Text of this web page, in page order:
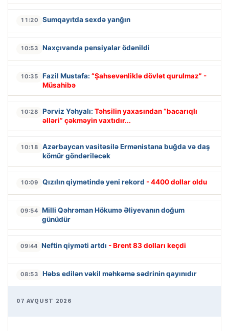
11:20 Sumqayıtda sexdə yanğın
10:53 Naxçıvanda pensiyalar ödənildi
10:35 Fazil Mustafa: “Şahsevənliklə dövlət qurulmaz” -
Müsahibə
10:28 Pərviz Yəhyalı: Təhsilin yaxasından “bacarıqlı
əlləri” çəkməyin vaxtıdır...
10:18
Azərbaycan vasitəsilə Ermənistana buğda və daş
kömür göndəriləcək
10:09 Qızılın qiymətində yeni rekord - 4400 dollar oldu
09:54 Milli Qəhrəman Hökumə Əliyevanın doğum
günüdür
09:44 Neftin qiyməti artdı - Brent 83 dolları keçdi
08:53 Həbs edilən vəkil məhkəmə sədrinin qayınıdır
07 AVQUST 2026